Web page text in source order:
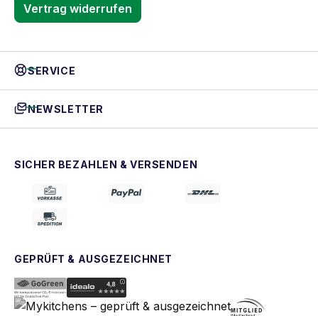
Vertrag widerrufen
SERVICE
NEWSLETTER
SICHER BEZAHLEN & VERSENDEN
GEPRÜFT & AUSGEZEICHNET